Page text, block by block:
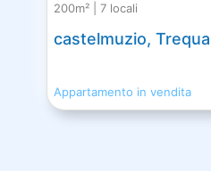
200m² | 7 locali
castelmuzio,
Appartamento in vendita